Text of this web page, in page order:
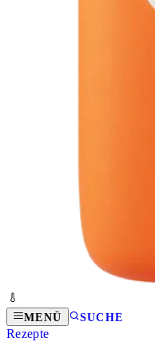
MENÜ SUCHE
Rezepte